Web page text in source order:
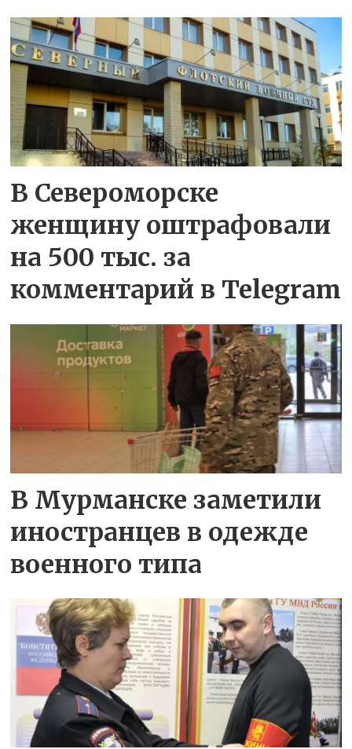
В Североморске
женщину оштрафовали
на 500 тыс. за
комментарий в Telegram
В Мурманске заметили
иностранцев в одежде
военного типа